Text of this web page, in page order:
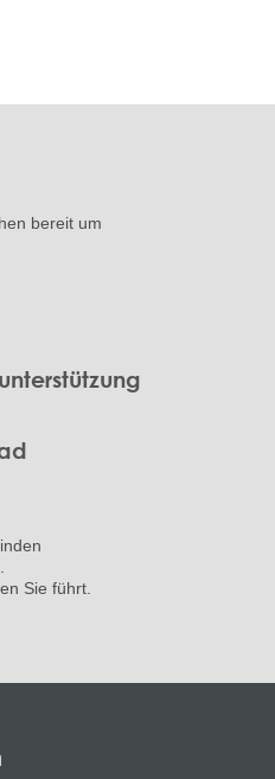
bereit um
Sie führt.